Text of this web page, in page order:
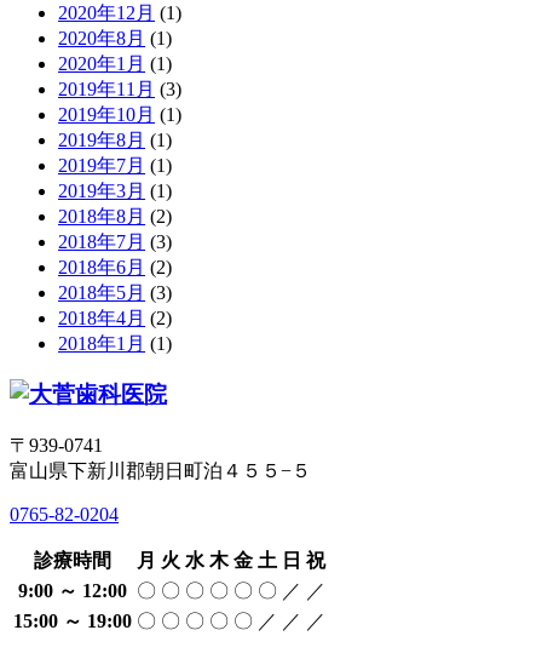
2020年12月 (1)
2020年8月 (1)
2020年1月 (1)
2019年11月 (3)
2019年10月 (1)
2019年8月 (1)
2019年7月 (1)
2019年3月 (1)
2018年8月 (2)
2018年7月 (3)
2018年6月 (2)
2018年5月 (3)
2018年4月 (2)
2018年1月 (1)
〒939-0741
富山県下新川郡朝日町泊４５５−５
0765-82-0204
診療時間 月 火 水 木 金 土 日 祝
9:00 ～ 12:00 〇 〇 〇 〇 〇 〇 ／ ／
15:00 ～ 19:00 〇 〇 〇 〇 〇 ／ ／ ／